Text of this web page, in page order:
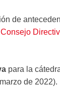
de
para la
de 2022).